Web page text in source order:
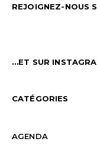
REJOIGNEZ-NOUS
…ET SUR
CATÉGORIES
AGENDA